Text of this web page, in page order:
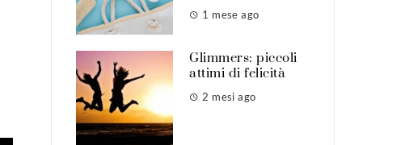
1 mese ago
Glimmers: piccoli
attimi di felicità
2 mesi ago